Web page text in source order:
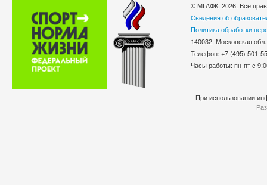
© МГАФК, 2026. Все
Сведения об
Политика обработки
140032, Московская
Телефон: +7 (495)
Часы работы: пн-пт с
При использовании